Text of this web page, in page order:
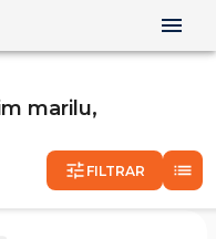
marilu,
FILTRAR